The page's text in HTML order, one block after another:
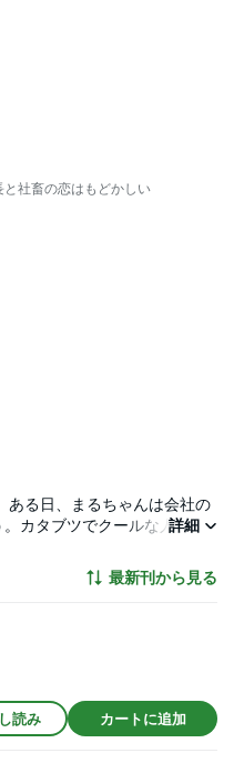
と社畜の恋はもどかしい
ある日、まるちゃんは会社の
カタブツでクールな人だと
りの、【ムズキュンが過ぎ
詳細
最新刊から見る
読み カートに追加